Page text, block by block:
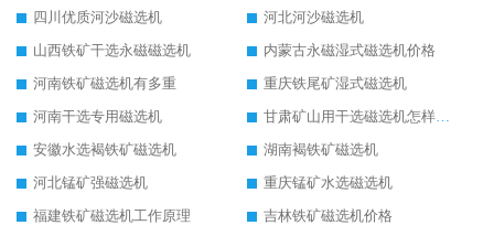
四川优质河沙磁选机
河北河沙磁选机
山西铁矿干选永磁磁选机
内蒙古永磁湿式磁选机价格
河南铁矿磁选机有多重
重庆铁尾矿湿式磁选机
河南干选专用磁选机
甘肃矿山用干选磁选机怎样调磁
安徽水选褐铁矿磁选机
湖南褐铁矿磁选机
河北锰矿强磁选机
重庆锰矿水选磁选机
福建铁矿磁选机工作原理
吉林铁矿磁选机价格